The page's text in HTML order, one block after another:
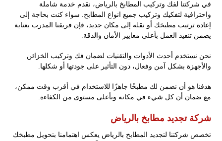
في شركتنا لفك وتركيب المطابخ بالرياض، نقدم خدمة شاملة
واحترافية لتفكيك وتركيب جميع انواع المطابخ. سواء كنت بحاجة إلى
إعادة ترتيب مطبخك أو نقله إلى مكان جديد، فإن فريقنا المدرب بعناية
يضمن تنفيذ العمل بأعلى معايير الأمان والدقة.
نحن نستخدم أحدث الأدوات والتقنيات لضمان فك وتركيب الخزائن
والأجهزة بشكل آمن وفعال، دون التأثير على جودتها أو شكلها.
هدفنا هو أن نضمن لك مطبخًا جاهزًا للاستخدام في أقرب وقت ممكن،
مع ضمان أن كل شيء في مكانه وبأعلى مستوى من الكفاءة.
شركة تجديد مطابخ بالرياض
تخصص شركتنا لتجديد المطابخ بالرياض يعكس اهتمامنا بتحويل مطبخك